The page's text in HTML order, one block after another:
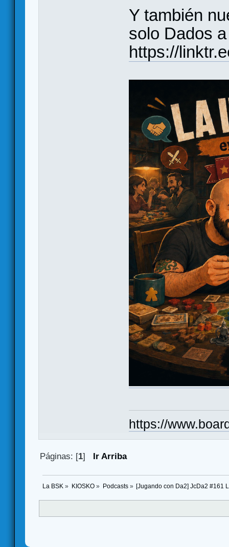
Y también
solo Dados
https://
https://
Páginas: [1] Ir Arriba
La BSK » KIOSKO» Podcasts» [Jugando con Da2] JcDa2 #161